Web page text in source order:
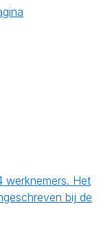
werknemers. Het
bij de